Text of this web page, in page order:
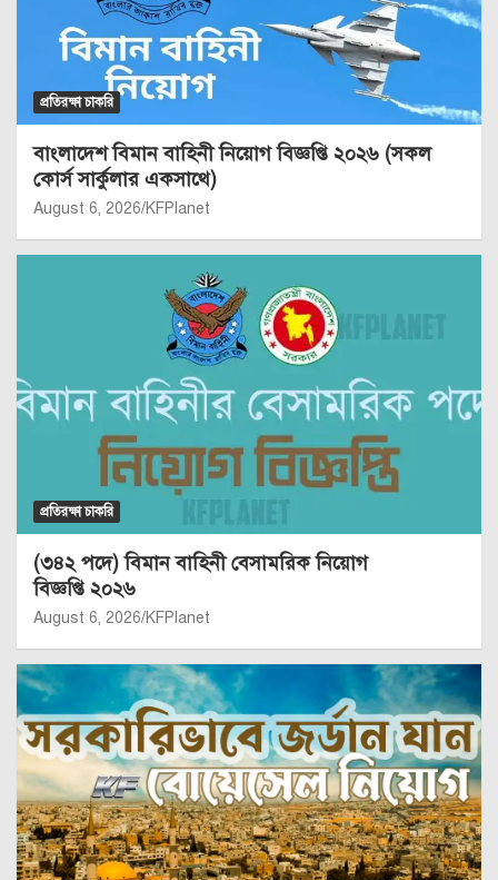
প্রতিরক্ষা চাকরি
বাংলাদেশ বিমান বাহিনী নিয়োগ বিজ্ঞপ্তি ২০২৬ (সকল
কোর্স সার্কুলার একসাথে)
August 6, 2026 KFPlanet
প্রতিরক্ষা চাকরি
(৩৪২ পদে) বিমান বাহিনী বেসামরিক নিয়োগ
বিজ্ঞপ্তি ২০২৬
August 6, 2026 KFPlanet